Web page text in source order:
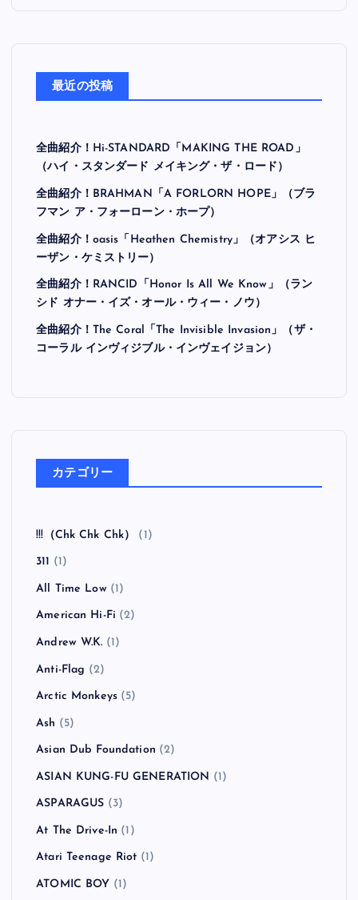
最近の投稿
全曲紹介！Hi-STANDARD「MAKING THE ROAD」
（ハイ・スタンダード メイキング・ザ・ロード）
全曲紹介！BRAHMAN「A FORLORN HOPE」（ブラ
フマン ア・フォーローン・ホープ）
全曲紹介！oasis「Heathen Chemistry」（オアシス ヒ
ーザン・ケミストリー）
全曲紹介！RANCID「Honor Is All We Know」（ラン
シド オナー・イズ・オール・ウィー・ノウ）
全曲紹介！The Coral「The Invisible Invasion」（ザ・
コーラル インヴィジブル・インヴェイジョン）
カテゴリー
!!!（Chk Chk Chk） (1)
311 (1)
All Time Low(1)
American Hi-Fi (2)
Andrew W.K. (1)
Anti-Flag (2)
Arctic Monkeys (5)
Ash (5)
Asian Dub Foundation (2)
ASIAN KUNG-FU GENERATION (1)
ASPARAGUS (3)
At The Drive-In (1)
Atari Teenage Riot (1)
ATOMIC BOY (1)